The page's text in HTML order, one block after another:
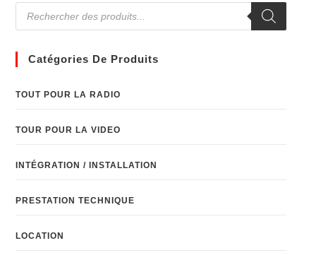
Catégories De Produits
TOUT POUR LA RADIO
TOUR POUR LA VIDEO
INTÉGRATION / INSTALLATION
PRESTATION TECHNIQUE
LOCATION